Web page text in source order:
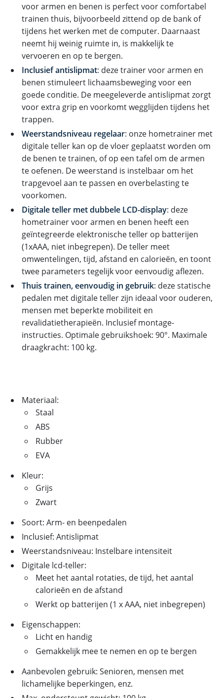
voor armen en benen is perfect voor comfortabel
trainen thuis, bijvoorbeeld zittend op de bank of
tijdens het werken met de computer. Daarnaast
neemt hij weinig ruimte in, is makkelijk te
vervoeren en op te bergen.
Inclusief antislipmat: deze trainer voor armen en
benen stimuleert lichaamsbeweging voor een
goede conditie. De meegeleverde antislipmat zorgt
voor extra grip en voorkomt wegglijden tijdens het
trappen.
Weerstandsniveau regelaar: onze hometrainer met
digitale teller kan op de vloer geplaatst worden om
de benen te trainen, of op een tafel om de armen
te oefenen. De weerstand is instelbaar om het
trapgevoel aan te passen en overbelasting te
voorkomen.
Digitale teller met dubbele LCD-display: deze
hometrainer voor armen en benen heeft een
geïntegreerde elektronische teller op batterijen
(1xAAA, niet inbegrepen). De teller meet
omwentelingen, tijd, afstand en calorieën, en toont
twee parameters tegelijk voor eenvoudig aflezen.
Thuis trainen, eenvoudig in gebruik: deze statische
pedalen met digitale teller zijn ideaal voor ouderen,
mensen met beperkte mobiliteit en
revalidatietherapieën. Inclusief montage-
instructies. Optimale gebruikshoek: 90°. Maximale
draagkracht: 100 kg.
Materiaal:
Staal
ABS
Rubber
EVA
Kleur:
Grijs
Zwart
Soort: Arm- en beenpedalen
Inclusief: Antislipmat
Weerstandsniveau: Instelbare intensiteit
Digitale lcd-teller:
Meet het aantal rotaties, de tijd, het aantal
calorieën en de afstand
Werkt op batterijen (1 x AAA, niet inbegrepen)
Eigenschappen:
Licht en handig
Gemakkelijk mee te nemen en op te bergen
Aanbevolen gebruik: Senioren, mensen met
lichamelijke beperkingen, enz.